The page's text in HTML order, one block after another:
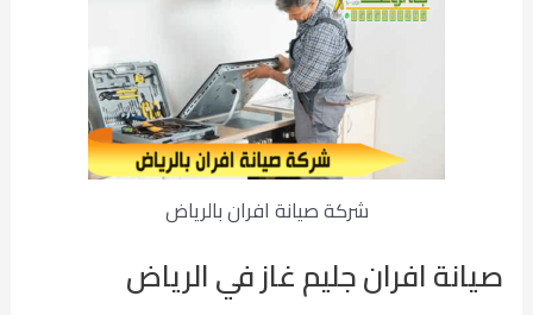
شركة صيانة افران بالرياض
صيانة افران جليم غاز في الرياض